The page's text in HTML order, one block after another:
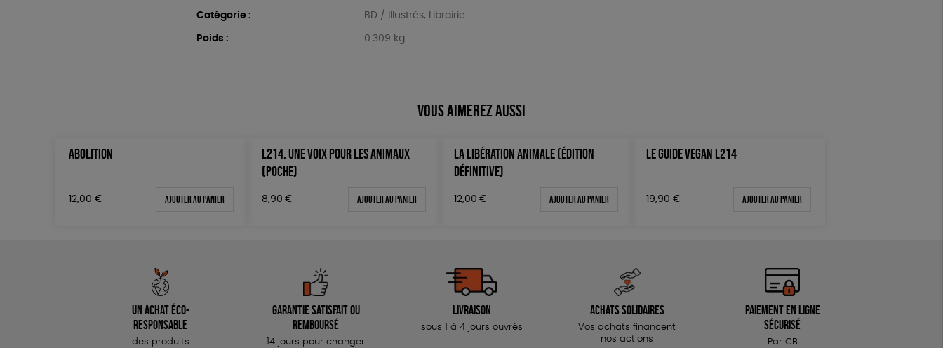
Catégorie : BD / Illustrés, Librairie
Poids : 0.309 kg
Vous aimerez aussi
ABOLITION
12,00 € Ajouter au panier
L214. UNE VOIX POUR LES ANIMAUX
(POCHE)
8,90 € Ajouter au panier
LA LIBÉRATION ANIMALE (ÉDITION
DÉFINITIVE)
12,00 € Ajouter au panier
LE GUIDE VEGAN L214
19,90 € Ajouter au panier
Un achat éco-
responsable
des produits
Garantie satisfait ou
remboursé
14 jours pour changer
Livraison
sous 1 à 4 jours ouvrés
Achats solidaires
Vos achats financent
nos actions
Paiement en ligne
sécurisé
Par CB